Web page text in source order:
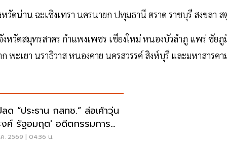
ดน่าน ฉะเชิงเทรา นครนายก ปทุมธานี ตราด ราชบุรี สงขลา ส
วัดสมุทรสาคร กำแพงเพชร เชียงใหม่ หนองบัวลำภู แพร่ ชัยภู
พะเยา นราธิวาส หนองคาย นครสวรรค์ สิงห์บุรี และมหาสารคา
ด “ประธาน กสทช.” ส่อเค้าวุ่น
ค์ รัฐอมฤต' อดีตกรรมการ
าโต้ข้อวินิจฉัย
. 2569 | 04:36 น.